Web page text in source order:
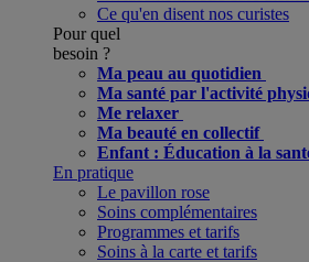
Ce qu'en disent nos curistes
Pour quel
besoin ?
Ma peau au quotidien
Ma santé par l'activité
Me relaxer
Ma beauté en collectif
Enfant : Éducation à la
En pratique
Le pavillon rose
Soins complémentaires
Programmes et tarifs
Soins à la carte et tarifs